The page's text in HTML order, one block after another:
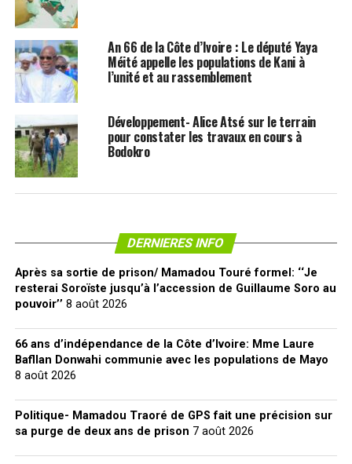
An 66 de la Côte d’Ivoire : Le député Yaya
Méité appelle les populations de Kani à
l’unité et au rassemblement
Développement- Alice Atsé sur le terrain
pour constater les travaux en cours à
Bodokro
DERNIERES INFO
Après sa sortie de prison/ Mamadou Touré formel: ‘‘Je
resterai Soroïste jusqu’à l’accession de Guillaume Soro au
pouvoir’’ 8 août 2026
66 ans d’indépendance de la Côte d’Ivoire: Mme Laure
Bafllan Donwahi communie avec les populations de Mayo
8 août 2026
Politique- Mamadou Traoré de GPS fait une précision sur
sa purge de deux ans de prison 7 août 2026